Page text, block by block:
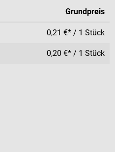
Grundpreis
0,21 €* / 1 Stück
0,20 €* / 1 Stück